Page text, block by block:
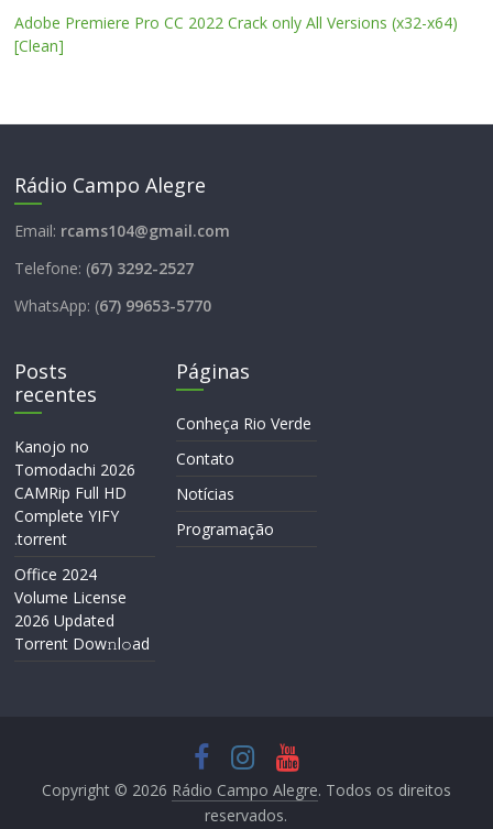
Adobe Premiere Pro CC 2022 Crack only All Versions (x32-x64)
[Clean]
Rádio Campo Alegre
Email: rcams104@gmail.com
Telefone: (67) 3292-2527
WhatsApp: (67) 99653-5770
Posts
recentes
Kanojo no
Tomodachi 2026
CAMRip Full HD
Complete YIFY
.torrent
Office 2024
Volume License
2026 Updated
Torrent Dow𝚗l𝚘аd
Páginas
Conheça Rio Verde
Contato
Notícias
Programação
Copyright © 2026 Rádio Campo Alegre. Todos os direitos
reservados.